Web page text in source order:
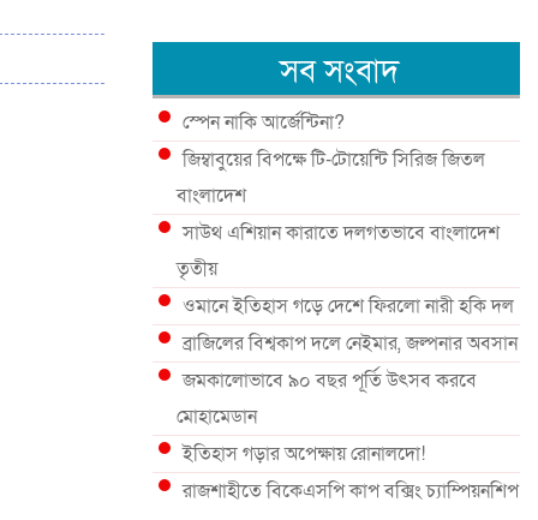
সব সংবাদ
স্পেন নাকি আর্জেন্টিনা?
জিম্বাবুয়ের বিপক্ষে টি-টোয়েন্টি সিরিজ জিতল
বাংলাদেশ
সাউথ এশিয়ান কারাতে দলগতভাবে বাংলাদেশ
তৃতীয়
ওমানে ইতিহাস গড়ে দেশে ফিরলো নারী হকি দল
ব্রাজিলের বিশ্বকাপ দলে নেইমার, জল্পনার অবসান
জমকালোভাবে ৯০ বছর পূর্তি উৎসব করবে
মোহামেডান
ইতিহাস গড়ার অপেক্ষায় রোনালদো!
রাজশাহীতে বিকেএসপি কাপ বক্সিং চ্যাম্পিয়নশিপ